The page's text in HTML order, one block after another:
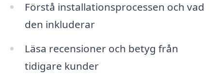
Förstå installationsprocessen och vad
den inkluderar
Läsa recensioner och betyg från
tidigare kunder